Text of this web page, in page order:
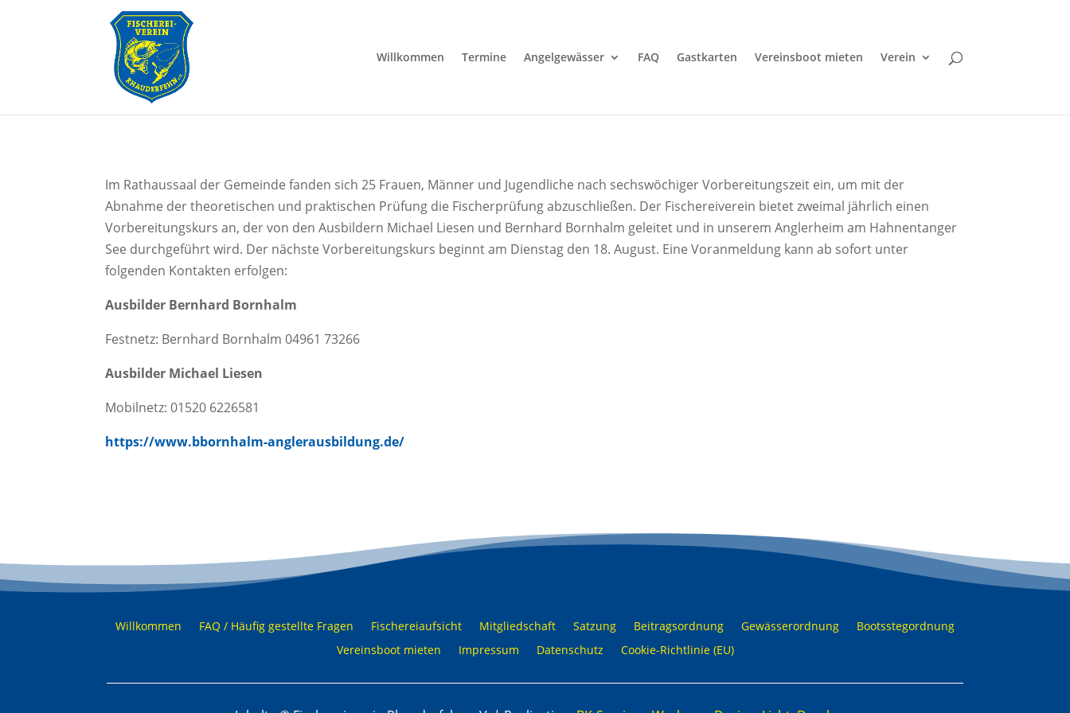
Willkommen Termine Angelgewässer FAQ Gastkarten Vereinsboot mieten Verein
Im Rathaussaal der Gemeinde fanden sich 25 Frauen, Männer und Jugendliche nach sechswöchiger Vorbereitungszeit ein, um mit der
Abnahme der theoretischen und praktischen Prüfung die Fischerprüfung abzuschließen. Der Fischereiverein bietet zweimal jährlich einen
Vorbereitungskurs an, der von den Ausbildern Michael Liesen und Bernhard Bornhalm geleitet und in unserem Anglerheim am Hahnentanger
See durchgeführt wird. Der nächste Vorbereitungskurs beginnt am Dienstag den 18. August. Eine Voranmeldung kann ab sofort unter
folgenden Kontakten erfolgen:
Ausbilder Bernhard Bornhalm
Festnetz: Bernhard Bornhalm 04961 73266
Ausbilder Michael Liesen
Mobilnetz: 01520 6226581
https://www.bbornhalm-anglerausbildung.de/
Willkommen FAQ / Häufig gestellte Fragen Fischereiaufsicht Mitgliedschaft Satzung Beitragsordnung Gewässerordnung
Bootsstegordnung
Vereinsboot mieten
Impressum Datenschutz Cookie-Richtlinie (EU)